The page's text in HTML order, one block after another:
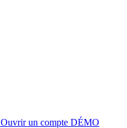
Ouvrir un compte DÉMO